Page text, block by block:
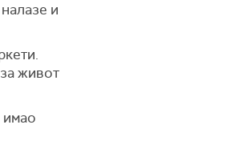
и
живот
имао